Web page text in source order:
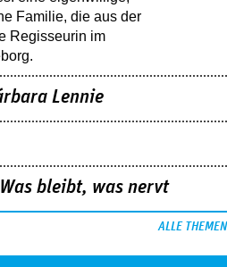
­Familie, die aus der
Regisseurin im
Lennie
bleibt, was nervt
ALLE THEMEN